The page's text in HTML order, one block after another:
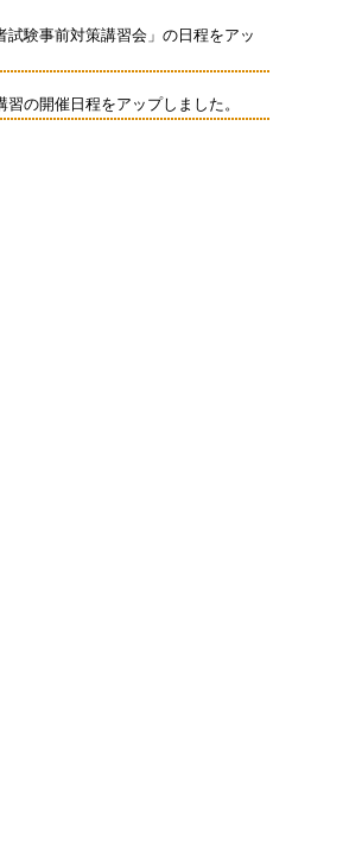
試験事前対策講習会」の日程をアッ
の開催日程をアップしました。